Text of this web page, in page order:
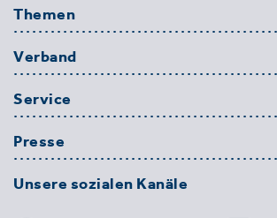
Themen
Verband
Service
Presse
Unsere sozialen Kanäle